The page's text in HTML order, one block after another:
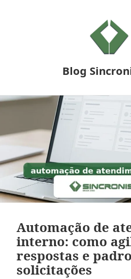
Blog
Automação de
interno: como
respostas e
solicitações